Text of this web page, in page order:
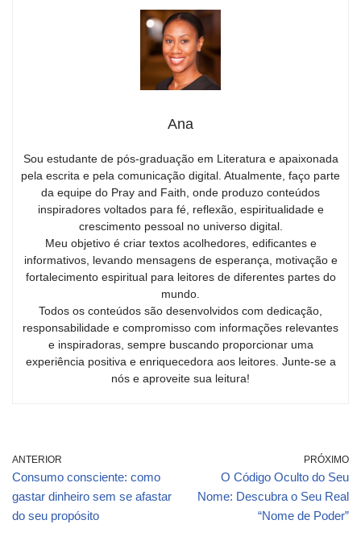
Ana
Sou estudante de pós-graduação em Literatura e apaixonada
pela escrita e pela comunicação digital. Atualmente, faço parte
da equipe do Pray and Faith, onde produzo conteúdos
inspiradores voltados para fé, reflexão, espiritualidade e
crescimento pessoal no universo digital.
Meu objetivo é criar textos acolhedores, edificantes e
informativos, levando mensagens de esperança, motivação e
fortalecimento espiritual para leitores de diferentes partes do
mundo.
Todos os conteúdos são desenvolvidos com dedicação,
responsabilidade e compromisso com informações relevantes
e inspiradoras, sempre buscando proporcionar uma
experiência positiva e enriquecedora aos leitores. Junte-se a
nós e aproveite sua leitura!
ANTERIOR
Consumo consciente: como
gastar dinheiro sem se afastar
do seu propósito
PRÓXIMO
O Código Oculto do Seu
Nome: Descubra o Seu Real
“Nome de Poder”